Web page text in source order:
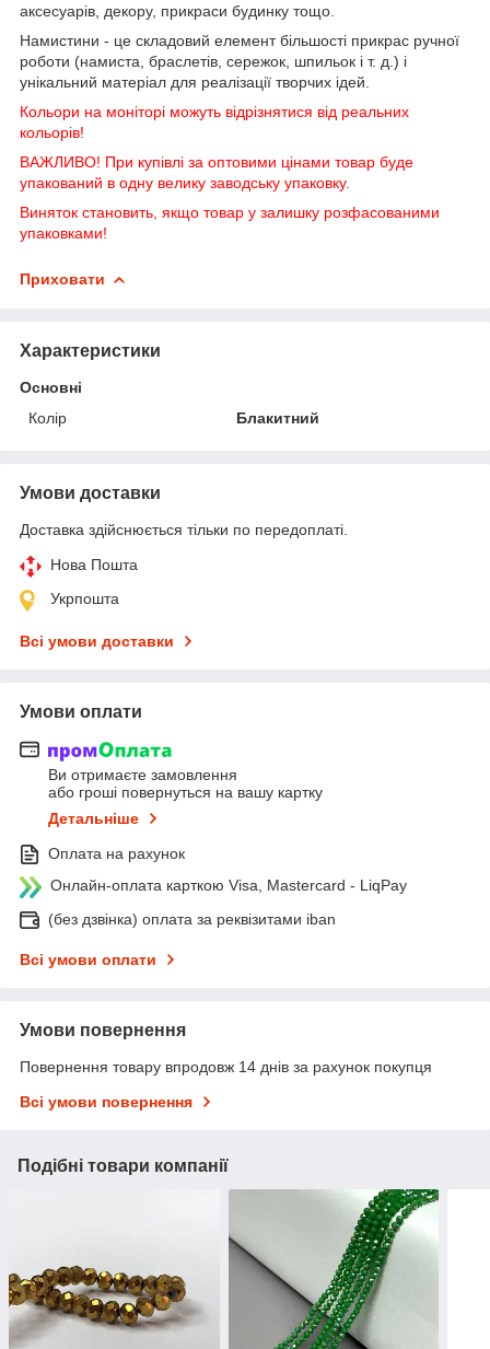
аксесуарів, декору, прикраси будинку тощо.
Намистини - це складовий елемент більшості прикрас ручної
роботи (намиста, браслетів, сережок, шпильок і т. д.) і
унікальний матеріал для реалізації творчих ідей.
Кольори на моніторі можуть відрізнятися від реальних
кольорів!
ВАЖЛИВО! При купівлі за оптовими цінами товар буде
упакований в одну велику заводську упаковку.
Виняток становить, якщо товар у залишку розфасованими
упаковками!
Приховати
Характеристики
Основні
Колір
Блакитний
Умови доставки
Доставка здійснюється тільки по передоплаті.
Нова Пошта
Укрпошта
Всі умови доставки
Умови оплати
Ви отримаєте замовлення
або гроші повернуться на вашу картку
Детальніше
Оплата на рахунок
Онлайн-оплата карткою Visa, Mastercard - LiqPay
(без дзвінка) оплата за реквізитами iban
Всі умови оплати
Умови повернення
Повернення товару впродовж 14 днів за рахунок покупця
Всі умови повернення
Подібні товари компанії